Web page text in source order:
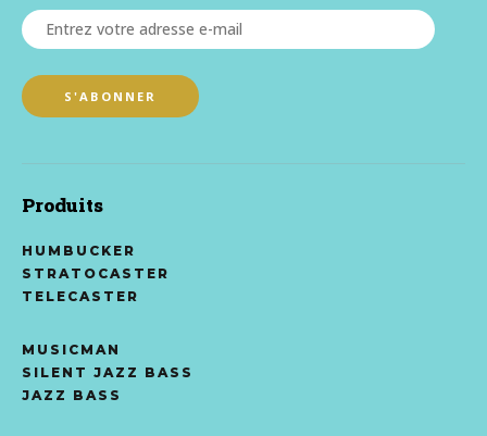
Produits
HUMBUCKER
STRATOCASTER
TELECASTER
MUSICMAN
SILENT JAZZ BASS
JAZZ BASS